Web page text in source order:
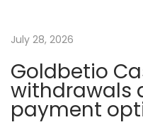
s
t
d
o
July 28, 2026
Goldbetio
withdrawals
payment